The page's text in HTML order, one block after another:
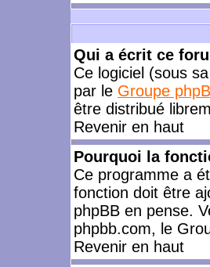
Qui a écrit ce
Ce logiciel (sous
par le Groupe
être distribué
Revenir en haut
Pourquoi la
Ce programme a
fonction doit être
phpBB en pense.
phpbb.com, le
Revenir en haut